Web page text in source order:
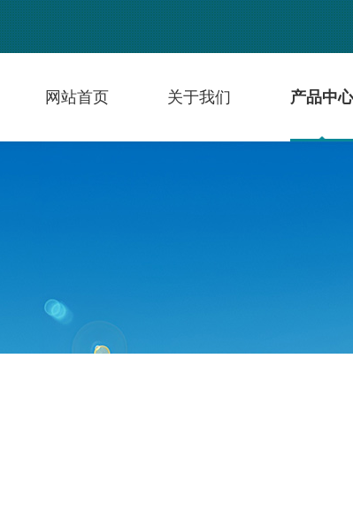
网站首页 关于我们 产品中心